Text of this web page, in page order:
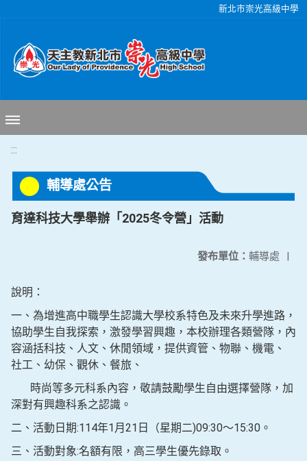
新北市崇光高級中學
:::
輔導處公告
育達科技大學舉辦「2025冬令營」活動
發布單位： 輔導處 |
說明：
一、為增進高中職學生認識大學校系特色及未來升學進路，
協助學生自我探索，激發學習興趣，本校辦理各類營隊，內
容涵括科技、人文、休閒領域，提供資管、物聯、機電、
社工、幼保、觀休、餐旅、
時尚等多元科系內容，敬請鼓勵學生自由選擇營隊，加
深對有興趣科系之認識。
二、活動日期:114年1月21日（星期二)09:30～15:30。
三、活動對象:名額有限，高三學生優先錄取。